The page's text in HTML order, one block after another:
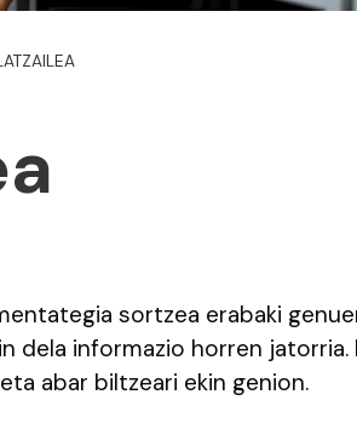
sortzea erabaki
dela informazio horren jatorria.
abar biltzeari ekin genion.